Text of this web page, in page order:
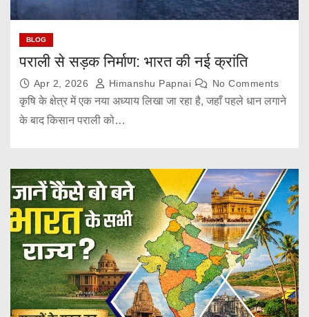
BLOG
पराली से सड़क निर्माण: भारत की नई क्रांति
Apr 2, 2026 Himanshu Papnai No Comments
कृषि के क्षेत्र में एक नया अध्याय लिखा जा रहा है, जहाँ पहले धान लगाने
के बाद किसान पराली को…